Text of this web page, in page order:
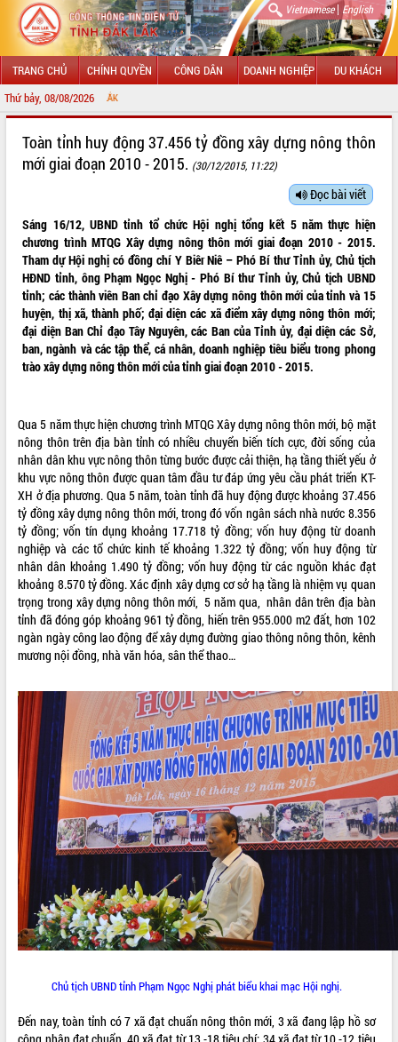
Vietnamese| English
TRANG CHỦ CHÍNH QUYỀN CÔNG DÂN DOANH NGHIỆP DU KHÁCH
Thứ bảy, 08/08/2026
LÃNH ĐẠO UBND TỈNH
SỞ, BAN, NGÀNH
UBND CÁC XÃ, PHƯỜNG
THÔNG TIN CHỈ ĐẠO ĐIỀU HÀNH
HỆ THỐNG VĂN BẢN
ĐIỂM TIN VĂN BẢN
QUY HOẠCH - KẾ HOẠCH
THỐNG KÊ TRUY CẬP
Hôm nay: 28015
Tất cả:
66073338
Toàn tỉnh huy động 37.456 tỷ đồng xây dựng nông thôn
mới giai đoạn 2010 - 2015. (30/12/2015, 11:22)
Đọc bài viết
Sáng 16/12, UBND tỉnh tổ chức Hội nghị tổng kết 5 năm thực hiện
chương trình MTQG Xây dựng nông thôn mới giai đoạn 2010 - 2015.
Tham dự Hội nghị có đồng chí Y Biêr Niê – Phó Bí thư Tỉnh ủy, Chủ tịch
HĐND tỉnh, ông Phạm Ngọc Nghị - Phó Bí thư Tỉnh ủy, Chủ tịch UBND
tỉnh; các thành viên Ban chỉ đạo Xây dựng nông thôn mới của tỉnh và 15
huyện, thị xã, thành phố; đại diện các xã điểm xây dựng nông thôn mới;
đại diện Ban Chỉ đạo Tây Nguyên, các Ban của Tỉnh ủy, đại diện các Sở,
ban, ngành và các tập thể, cá nhân, doanh nghiệp tiêu biểu trong phong
trào xây dựng nông thôn mới của tỉnh giai đoạn 2010 - 2015.
Qua 5 năm thực hiện chương trình MTQG Xây dựng nông thôn mới, bộ mặt
nông thôn trên địa bàn tỉnh có nhiều chuyển biến tích cực, đời sống của
nhân dân khu vực nông thôn từng bước được cải thiện, hạ tầng thiết yếu ở
khu vực nông thôn được quan tâm đầu tư đáp ứng yêu cầu phát triển KT-
XH ở địa phương. Qua 5 năm, toàn tỉnh đã huy động được khoảng 37.456
tỷ đồng xây dựng nông thôn mới, trong đó vốn ngân sách nhà nước 8.356
tỷ đồng; vốn tín dụng khoảng 17.718 tỷ đồng; vốn huy động từ doanh
nghiệp và các tổ chức kinh tế khoảng 1.322 tỷ đồng; vốn huy động từ
nhân dân khoảng 1.490 tỷ đồng; vốn huy động từ các nguồn khác đạt
khoảng 8.570 tỷ đồng. Xác định xây dựng cơ sở hạ tầng là nhiệm vụ quan
trọng trong xây dựng nông thôn mới, 5 năm qua, nhân dân trên địa bàn
tỉnh đã đóng góp khoảng 961 tỷ đồng, hiến trên 955.000 m2 đất, hơn 102
ngàn ngày công lao động để xây dựng đường giao thông nông thôn, kênh
mương nội đồng, nhà văn hóa, sân thể thao…
Chủ tịch UBND tỉnh Phạm Ngọc Nghị phát biểu khai mạc Hội nghị.
Đến nay, toàn tỉnh có 7 xã đạt chuẩn nông thôn mới, 3 xã đang lập hồ sơ